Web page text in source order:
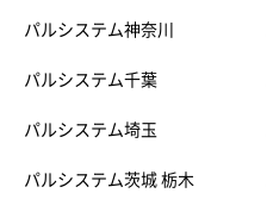
パルシステム神奈川
パルシステム千葉
パルシステム埼玉
パルシステム茨城 栃木